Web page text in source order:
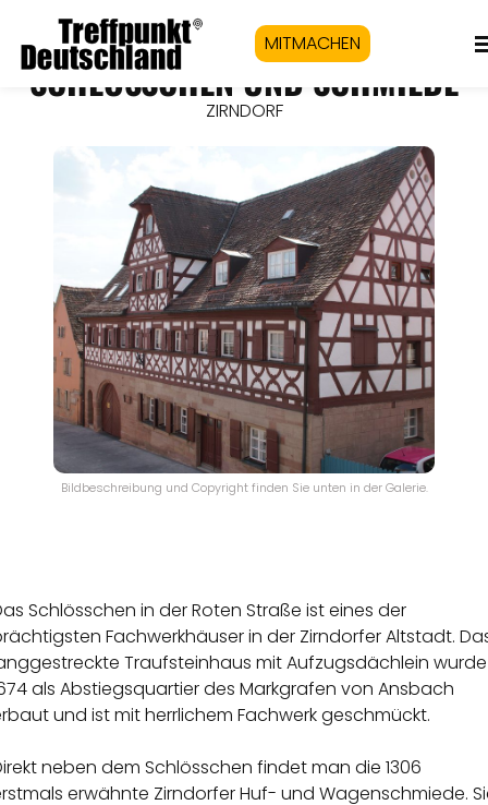
MITMACHEN
SCHLÖSSCHEN UND SCHMIEDE
ZIRNDORF
Bildbeschreibung und Copyright finden Sie unten in der Galerie.
Schlösschen in der Roten Straße ist eines der
Fachwerkhäuser in der Zirndorfer Altstadt.
Traufsteinhaus mit Aufzugsdächlein wurde
als Abstiegsquartier des Markgrafen von Ansbach
und ist mit herrlichem Fachwerk geschmückt.
neben dem Schlösschen findet man die 1306
erwähnte Zirndorfer Huf- und Wagenschmiede.